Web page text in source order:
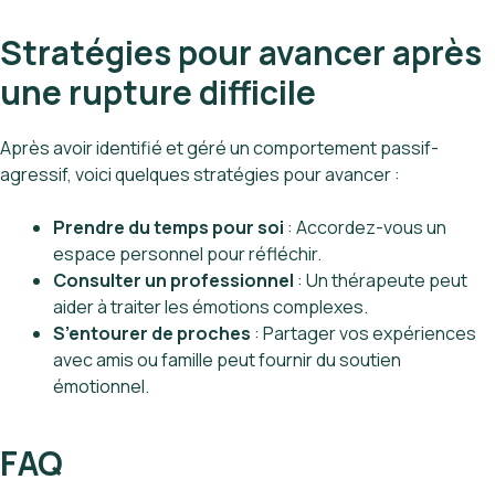
Stratégies pour avancer après
une rupture difficile
Après avoir identifié et géré un comportement passif-
agressif, voici quelques stratégies pour avancer :
Prendre du temps pour soi : Accordez-vous un
espace personnel pour réfléchir.
Consulter un professionnel : Un thérapeute peut
aider à traiter les émotions complexes.
S’entourer de proches : Partager vos expériences
avec amis ou famille peut fournir du soutien
émotionnel.
FAQ